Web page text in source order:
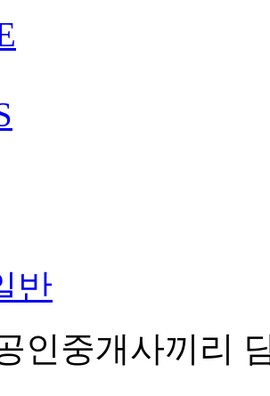
반
인중개사끼리